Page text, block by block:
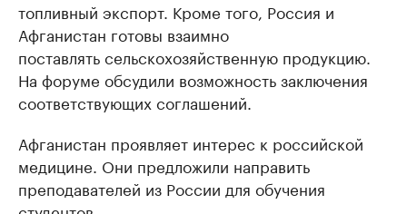
топливный экспорт. Кроме того, Россия и
Афганистан готовы взаимно
поставлять сельскохозяйственную продукцию.
На форуме обсудили возможность заключения
соответствующих соглашений.
Афганистан проявляет интерес к российской
медицине. Они предложили направить
преподавателей из России для обучения